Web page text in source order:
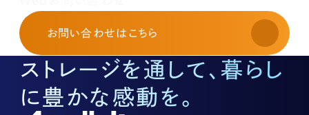
お申し込み・お問い合わせ
03-3526-8568
土地活用に関するお問い合わせ
03-3526-8574
底地に関するお問い合わせ
03-3526-8572
株式に関するお問い合わせ
03-3526-8556
お問い合わせ はこちら
ストレージを通して、暮らし
に豊かな感動を。